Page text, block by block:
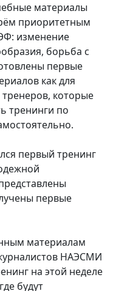
материалы
приоритетным
изменение
борьба с
первые
как для
тренеров, которые
тренинги по
первый тренинг
первые
материалам
НАЭСМИ
на этой неделе
будут